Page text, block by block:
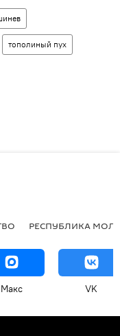
тополиный пух
РЕСПУБЛИКА
Макс VK